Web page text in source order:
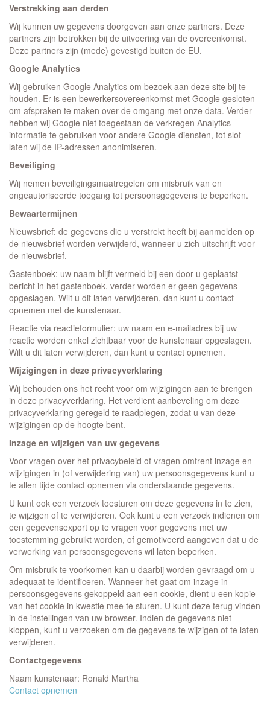
Verstrekking aan derden
Wij kunnen uw gegevens doorgeven aan onze partners. Deze
partners zijn betrokken bij de uitvoering van de overeenkomst.
Deze partners zijn (mede) gevestigd buiten de EU.
Google Analytics
Wij gebruiken Google Analytics om bezoek aan deze site bij te
houden. Er is een bewerkersovereenkomst met Google gesloten
om afspraken te maken over de omgang met onze data. Verder
hebben wij Google niet toegestaan de verkregen Analytics
informatie te gebruiken voor andere Google diensten, tot slot
laten wij de IP-adressen anonimiseren.
Beveiliging
Wij nemen beveiligingsmaatregelen om misbruik van en
ongeautoriseerde toegang tot persoonsgegevens te beperken.
Bewaartermijnen
Nieuwsbrief: de gegevens die u verstrekt heeft bij aanmelden op
de nieuwsbrief worden verwijderd, wanneer u zich uitschrijft voor
de nieuwsbrief.
Gastenboek: uw naam blijft vermeld bij een door u geplaatst
bericht in het gastenboek, verder worden er geen gegevens
opgeslagen. Wilt u dit laten verwijderen, dan kunt u contact
opnemen met de kunstenaar.
Reactie via reactieformulier: uw naam en e-mailadres bij uw
reactie worden enkel zichtbaar voor de kunstenaar opgeslagen.
Wilt u dit laten verwijderen, dan kunt u contact opnemen.
Wijzigingen in deze privacyverklaring
Wij behouden ons het recht voor om wijzigingen aan te brengen
in deze privacyverklaring. Het verdient aanbeveling om deze
privacyverklaring geregeld te raadplegen, zodat u van deze
wijzigingen op de hoogte bent.
Inzage en wijzigen van uw gegevens
Voor vragen over het privacybeleid of vragen omtrent inzage en
wijzigingen in (of verwijdering van) uw persoonsgegevens kunt u
te allen tijde contact opnemen via onderstaande gegevens.
U kunt ook een verzoek toesturen om deze gegevens in te zien,
te wijzigen of te verwijderen. Ook kunt u een verzoek indienen om
een gegevensexport op te vragen voor gegevens met uw
toestemming gebruikt worden, of gemotiveerd aangeven dat u de
verwerking van persoonsgegevens wil laten beperken.
Om misbruik te voorkomen kan u daarbij worden gevraagd om u
adequaat te identificeren. Wanneer het gaat om inzage in
persoonsgegevens gekoppeld aan een cookie, dient u een kopie
van het cookie in kwestie mee te sturen. U kunt deze terug vinden
in de instellingen van uw browser. Indien de gegevens niet
kloppen, kunt u verzoeken om de gegevens te wijzigen of te laten
verwijderen.
Contactgegevens
Naam kunstenaar: Ronald Martha
Contact opnemen